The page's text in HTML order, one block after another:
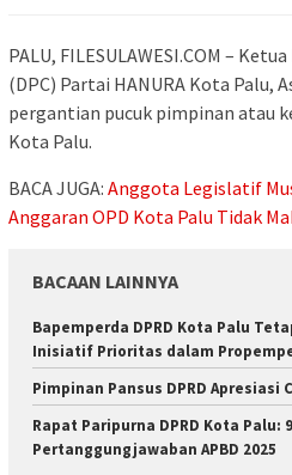
PALU, FILESULAWESI.COM –
(DPC) Partai HANURA Kota Palu,
pergantian pucuk pimpinan atau
Kota Palu.
BACA JUGA: Anggota Legislatif
Anggaran OPD Kota Palu Tidak
BACAAN LAINNYA
Bapemperda DPRD Kota Palu
Inisiatif Prioritas dalam
Pimpinan Pansus DPRD Apresiasi
Rapat Paripurna DPRD Kota Palu:
Pertanggungjawaban APBD 2025